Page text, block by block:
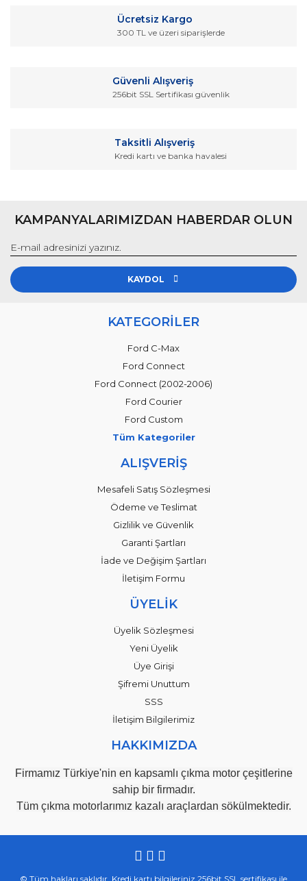
Ürün fiyatı diğer sitelerden daha pahalı.
Ücretsiz Kargo
300 TL ve üzeri siparişlerde
Güvenli Alışveriş
256bit SSL Sertifikası güvenlik
Taksitli Alışveriş
Kredi kartı ve banka havalesi
KAMPANYALARIMIZDAN HABERDAR OLUN
KAYDOL
KATEGORİLER
Ford C-Max
Ford Connect
Ford Connect (2002-2006)
Ford Courier
Ford Custom
Tüm Kategoriler
ALIŞVERİŞ
Mesafeli Satış Sözleşmesi
Ödeme ve Teslimat
Gizlilik ve Güvenlik
Garanti Şartları
İade ve Değişim Şartları
İletişim Formu
ÜYELİK
Üyelik Sözleşmesi
Yeni Üyelik
Üye Girişi
Şifremi Unuttum
SSS
İletişim Bilgilerimiz
HAKKIMIZDA
Firmamız Türkiye'nin en kapsamlı çıkma motor çeşitlerine
sahip bir firmadır.
Tüm çıkma motorlarımız kazalı araçlardan sökülmektedir.
© Tüm hakları saklıdır. Kredi kartı bilgileriniz 256bit SSL sertifikası ile